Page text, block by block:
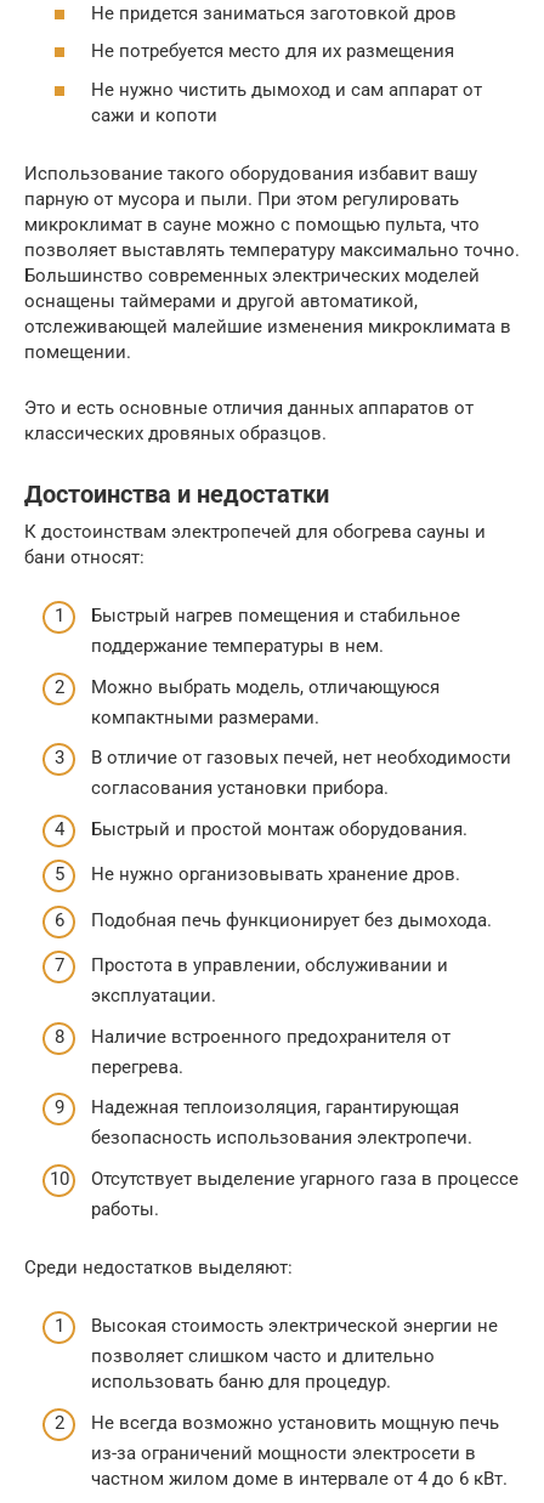
Не придется заниматься заготовкой дров
Не потребуется место для их размещения
Не нужно чистить дымоход и сам аппарат от
сажи и копоти
Использование такого оборудования избавит вашу
парную от мусора и пыли. При этом регулировать
микроклимат в сауне можно с помощью пульта, что
позволяет выставлять температуру максимально точно.
Большинство современных электрических моделей
оснащены таймерами и другой автоматикой,
отслеживающей малейшие изменения микроклимата в
помещении.
Это и есть основные отличия данных аппаратов от
классических дровяных образцов.
Достоинства и недостатки
К достоинствам электропечей для обогрева сауны и
бани относят:
Быстрый нагрев помещения и стабильное
поддержание температуры в нем.
Можно выбрать модель, отличающуюся
компактными размерами.
В отличие от газовых печей, нет необходимости
согласования установки прибора.
Быстрый и простой монтаж оборудования.
Не нужно организовывать хранение дров.
Подобная печь функционирует без дымохода.
Простота в управлении, обслуживании и
эксплуатации.
Наличие встроенного предохранителя от
перегрева.
Надежная теплоизоляция, гарантирующая
безопасность использования электропечи.
Отсутствует выделение угарного газа в процессе
работы.
Среди недостатков выделяют:
Высокая стоимость электрической энергии не
позволяет слишком часто и длительно
использовать баню для процедур.
Не всегда возможно установить мощную печь
из-за ограничений мощности электросети в
частном жилом доме в интервале от 4 до 6 кВт.